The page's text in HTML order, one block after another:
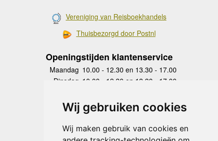
Wij gebruiken cookies
Wij maken gebruik van cookies en
Vereniging van Reisboekhandels
Thuisbezorgd door Postnl
Openingstijden klantenservice
Maandag 10.00 - 12.30 en 13.30 - 17.00
Dinsdag 10.00 - 12.30 en 13.30 - 17.00
Donderdag
10.00 - 12.30 en 13.30 - 17.00
Vrijdag 10.00 - 12.30 en 13.30 - 17.00
Zaterdag
gesloten
Zondag gesloten